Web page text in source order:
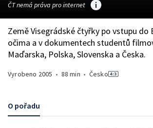
ČT nemá práva pro internet
Země Visegrádské čtyřky po vstupu do
očima a v dokumentech studentů
Maďarska, Polska, Slovenska a Česka.
Vyrobeno 2005 • 88 min • Česko
O pořadu